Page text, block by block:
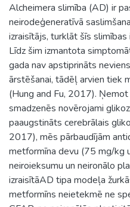
Alcheimera slimība (AD) ir
neirodeģeneratīvā
izraisītājs, turklāt šīs
Līdz šim izmantota
gada nav apstiprināts
ārstēšanai, tādēļ arvien tiek
(Hung and Fu, 2017).
smadzenēs novērojami
paaugstināts cerebrālais
2017), mēs pārbaudījām
metformīna devu (75 mg/kg
neiroieksumu un neironālo
izraisītāAD tipa modeļa
metformīns neietekmē ne